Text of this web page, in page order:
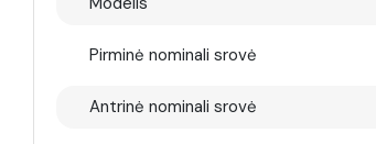
Pirminė nominali srovė
Antrinė nominali srovė